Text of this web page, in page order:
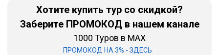
Хотите купить тур со скидкой?
Заберите ПРОМОКОД в нашем канале
1000 Туров в MAX
ПРОМОКОД НА 3% - ЗДЕСЬ
Хайнань